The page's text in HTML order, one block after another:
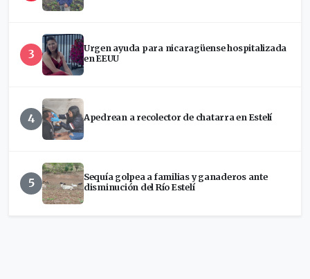
3
Urgen ayuda para nicaragüense hospitalizada
en EEUU
4 Apedrean a recolector de chatarra en Estelí
5
Sequía golpea a familias y ganaderos ante
disminución del Río Estelí